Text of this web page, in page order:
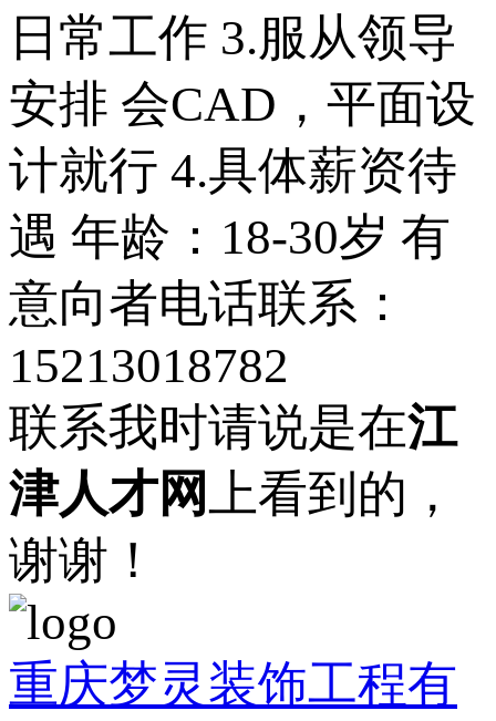
日常工作 3.服从领导
安排 会CAD，平面设
计就行 4.具体薪资待
遇 年龄：18-30岁 有
意向者电话联系：
15213018782
联系我时请说是在江
津人才网
上看到的，
谢谢！
重庆梦灵装饰工程有